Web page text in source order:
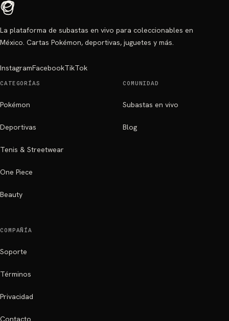
La plataforma de subastas en vivo para coleccionables en
México. Cartas Pokémon, deportivas, juguetes y más.
InstagramFacebookTikTok
CATEGORÍAS
Pokémon
Deportivas
Tenis & Streetwear
One Piece
Beauty
COMUNIDAD
Subastas en vivo
Blog
COMPAÑÍA
Soporte
Términos
Privacidad
Contacto